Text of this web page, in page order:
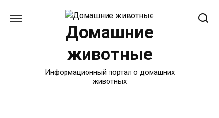
Домашние
животные
Информационный портал о домашних
животных